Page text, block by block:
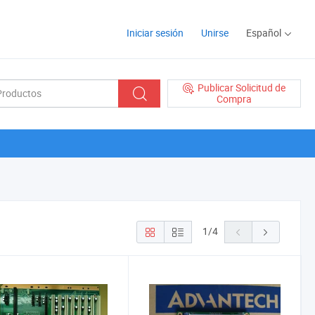
Iniciar sesión Unirse Español
Publicar Solicitud de
Compra
1/4